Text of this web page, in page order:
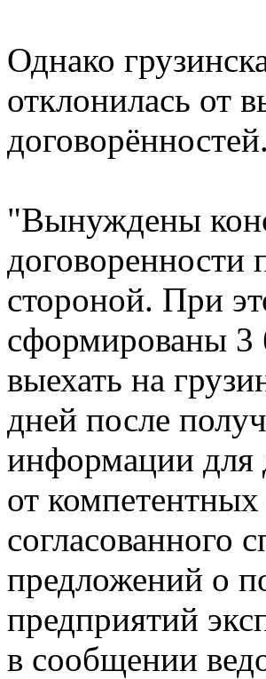
Однако
отклонилась от
договорённостей.
"Вынуждены
договоренности
стороной. При
сформированы 3
выехать на
дней после
информации для
от
согласованного
предложений о
предприятий
в сообщении